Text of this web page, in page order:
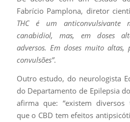
Fabrício Pamplona, diretor
THC é um anticonvulsivante
canabidiol, mas, em doses
adversos. Em doses muito
convulsões”.
Outro estudo, do neurologista
do Departamento de Epilepsia
afirma que: “existem diversos
que o CBD tem efeitos